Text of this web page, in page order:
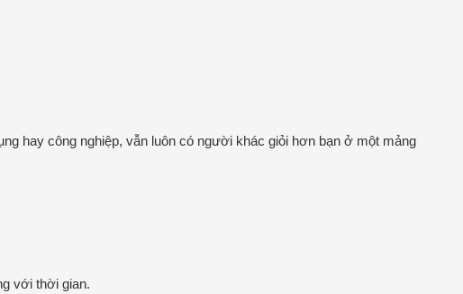
hay công nghiệp, vẫn luôn có người khác giỏi hơn bạn ở một mảng
với thời gian.